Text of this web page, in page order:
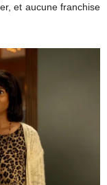
et aucune franchise